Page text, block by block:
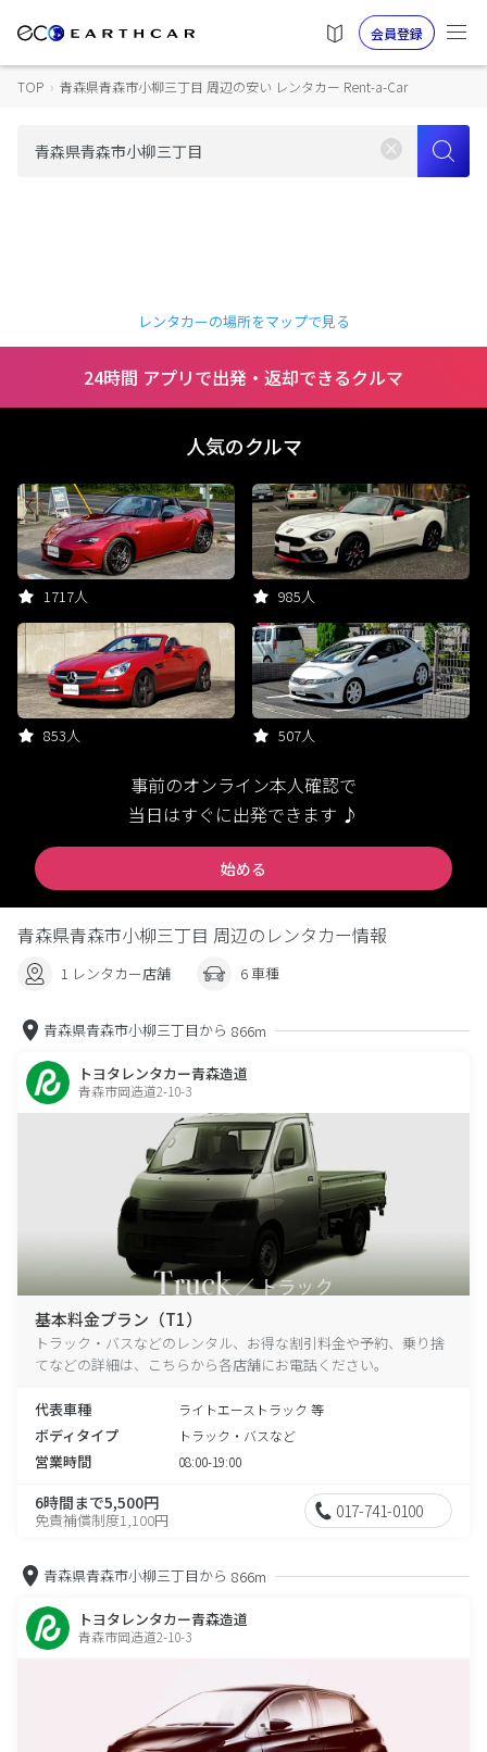
会員登録
TOP › 青森県青森市小柳三丁目 周辺の安い レンタカー Rent-a-Car
レンタカーの場所をマップで見る
24時間 アプリで出発・返却できるクルマ
人気のクルマ
1717人 985人
853人 507人
事前のオンライン本人確認で
当日はすぐに出発できます ♪
始める
青森県青森市小柳三丁目 周辺のレンタカー情報
1 レンタカー店舗 6 車種
青森県青森市小柳三丁目から 866m
トヨタレンタカー青森造道
青森市岡造道2-10-3
基本料金プラン（T1）
トラック・バスなどのレンタル、お得な割引料金や予約、乗り捨
てなどの詳細は、こちらから各店舗にお電話ください。
代表車種 ライトエーストラック 等
ボディタイプ トラック・バスなど
営業時間 08:00-19:00
6時間まで5,500円
免責補償制度1,100円 017-741-0100
青森県青森市小柳三丁目から 866m
トヨタレンタカー青森造道
青森市岡造道2-10-3